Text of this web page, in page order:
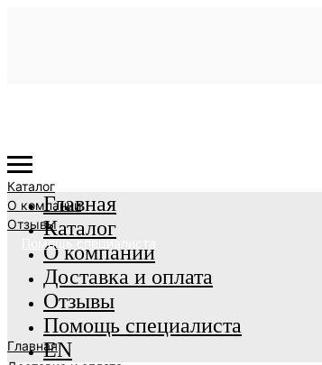
Каталог
О компании
Отзывы
Помощь специалиста
Главная
Главная
Каталог
О компании
Доставка и оплата
Отзывы
Помощь специалиста
EN